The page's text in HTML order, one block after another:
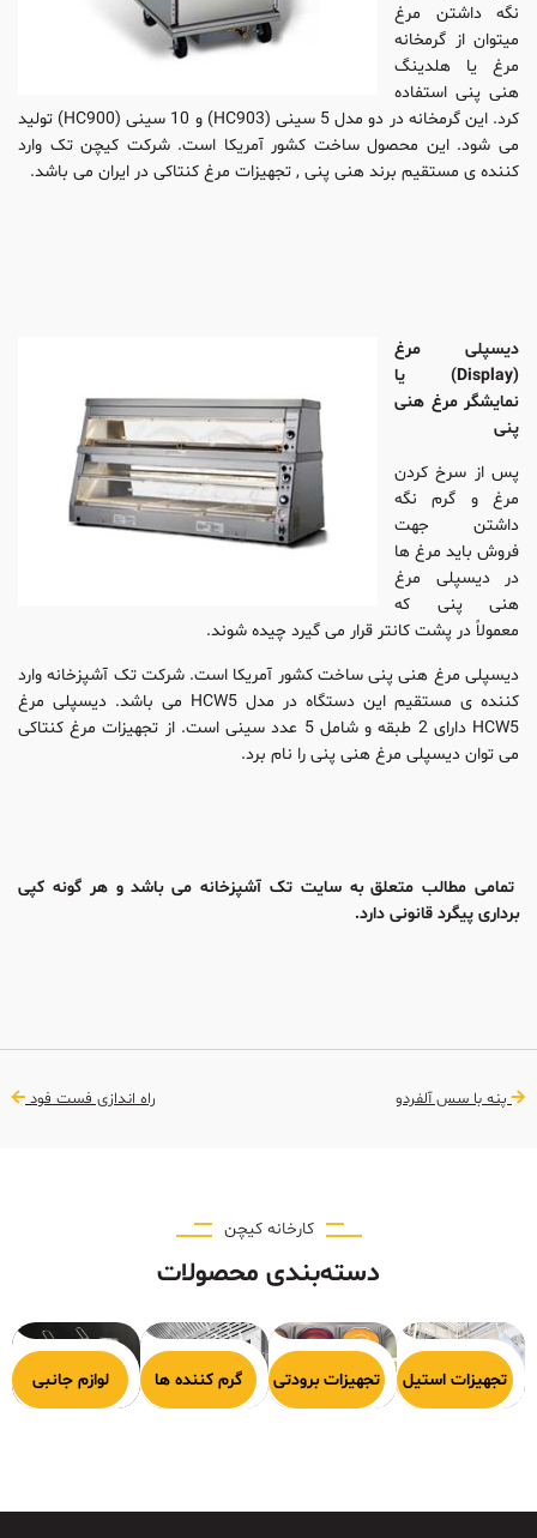
نگه داشتن مرغ
میتوان از گرمخانه
مرغ یا هلدینگ
هنی پنی استفاده
کرد. این گرمخانه در دو مدل 5 سینی (HC903) و 10 سینی (HC900) تولید
می شود. این محصول ساخت کشور آمریکا است. شرکت کیچن تک وارد
کننده ی مستقیم برند هنی پنی , تجهیزات مرغ کنتاکی در ایران می باشد.
دیسپلی مرغ
(Display) یا
نمایشگر مرغ هنی
پنی
پس از سرخ کردن
مرغ و گرم نگه
داشتن جهت
فروش باید مرغ ها
در دیسپلی مرغ
هنی پنی که
معمولاً در پشت کانتر قرار می گیرد چیده شوند.
دیسپلی مرغ هنی پنی ساخت کشور آمریکا است. شرکت تک آشپزخانه وارد
کننده ی مستقیم این دستگاه در مدل HCW5 می باشد. دیسپلی مرغ
HCW5 دارای 2 طبقه و شامل 5 عدد سینی است. از تجهیزات مرغ کنتاکی
می توان دیسپلی مرغ هنی پنی را نام برد.
تمامی مطالب متعلق به سایت تک آشپزخانه می باشد و هر گونه کپی
برداری پیگرد قانونی دارد.
پنه‌ با سس آلفردو راه اندازی فست فود
کارخانه کیچن
دسته‌بندی محصولات
پخت
تجهیزات استیل
تجهیزات برودتی گرم کننده ها لوازم جانبی